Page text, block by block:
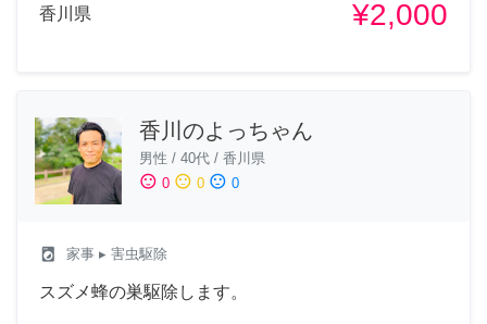
香川県 ¥2,000
香川のよっちゃん
男性 / 40代 / 香川県
sentiment_satisfied 0 sentiment_neutral 0 sentiment_dissatisfied 0
local_laundry_service 家事 ▸ 害虫駆除
スズメ蜂の巣駆除します。